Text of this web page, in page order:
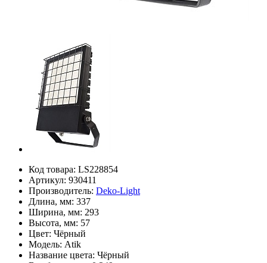
Код товара: LS228854
Артикул: 930411
Производитель: Deko-Light
Длина, мм: 337
Ширина, мм: 293
Высота, мм: 57
Цвет: Чёрный
Модель: Atik
Название цвета: Чёрный